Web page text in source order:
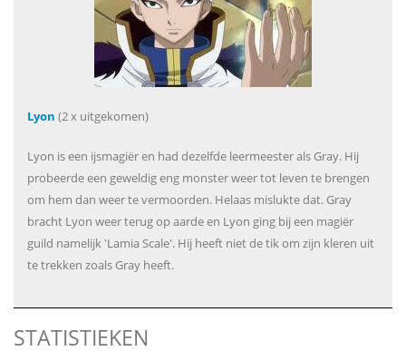
Lyon (2 x uitgekomen)
Lyon is een ijsmagiër en had dezelfde leermeester als Gray. Hij
probeerde een geweldig eng monster weer tot leven te brengen
om hem dan weer te vermoorden. Helaas mislukte dat. Gray
bracht Lyon weer terug op aarde en Lyon ging bij een magiër
guild namelijk 'Lamia Scale'. Hij heeft niet de tik om zijn kleren uit
te trekken zoals Gray heeft.
STATISTIEKEN